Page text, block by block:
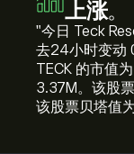
上涨。
"今日 Teck
去24小时变动
TECK 的市值
3.37M。该股
该股票贝塔值